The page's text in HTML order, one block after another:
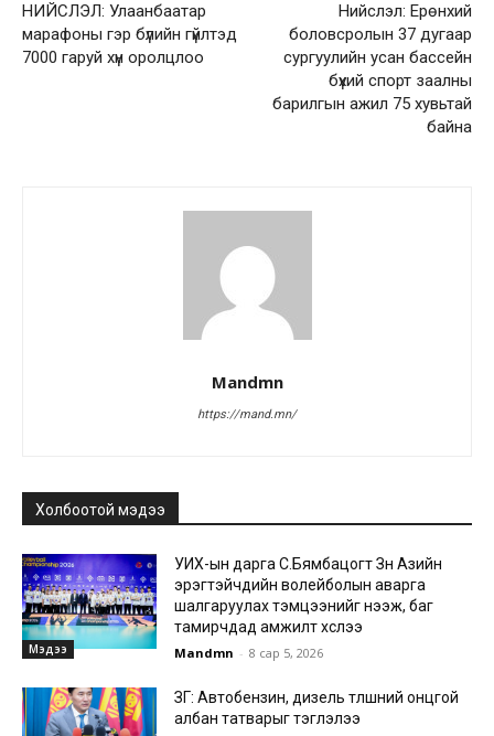
НИЙСЛЭЛ: Улаанбаатар
марафоны гэр бүлийн гүйлтэд
7000 гаруй хүн оролцлоо
Нийслэл: Ерөнхий
боловсролын 37 дугаар
сургуулийн усан бассейн
бүхий спорт заалны
барилгын ажил 75 хувьтай
байна
Mandmn
https://mand.mn/
Холбоотой мэдээ
Мэдээ
УИХ-ын дарга С.Бямбацогт Зүүн Азийн
эрэгтэйчүүдийн волейболын аварга
шалгаруулах тэмцээнийг нээж, баг
тамирчдад амжилт хүслээ
Mandmn - 8 сар 5, 2026
ЗГ: Автобензин, дизель түлшний онцгой
албан татварыг тэглэлээ